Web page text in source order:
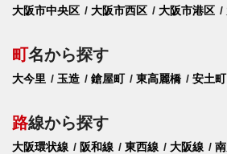
大阪市中央区
大阪市西区 大阪市港区
町名から探す
大今里 玉造 鎗屋町 東高麗橋 安土町
路線から探す
大阪環状線 阪和線 東西線 大阪線